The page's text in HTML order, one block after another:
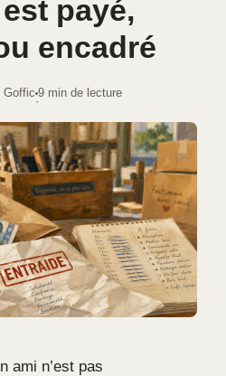
payé,
encadré
Goffic
·
9 min de lecture
ami n’est pas